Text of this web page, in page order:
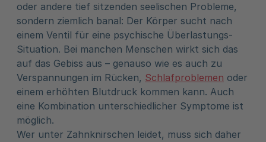
oder andere tief sitzenden seelischen Probleme,
sondern ziemlich banal: Der Körper sucht nach
einem Ventil für eine psychische Überlastungs-
Situation. Bei manchen Menschen wirkt sich das
auf das Gebiss aus – genauso wie es auch zu
Verspannungen im Rücken, Schlafproblemen oder
einem erhöhten Blutdruck kommen kann. Auch
eine Kombination unterschiedlicher Symptome ist
möglich.
Wer unter Zahnknirschen leidet, muss sich daher